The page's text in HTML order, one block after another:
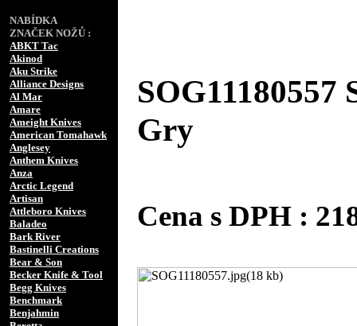
NABÍDKA
ZNAČEK NOŽŮ :
ABKT Tac
Akinod
Aku Strike
Alliance Designs
Al Mar
Amare
Ameight Knives
American Tomahawk
Anglesey
Anthem Knives
Anza
Arctic Legend
Artisan
Attleboro Knives
Baladeo
Bark River
Bastinelli Creations
Bear & Son
Becker Knife & Tool
Begg Knives
Benchmark
Benjahmin
Gry
Cena s DPH :